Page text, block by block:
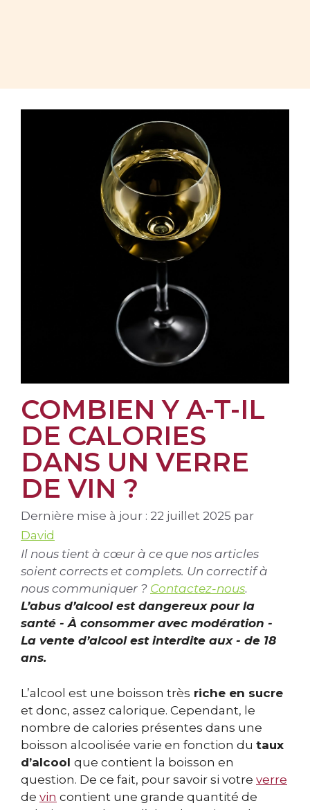
COMBIEN Y A-T-IL
DE CALORIES
DANS UN VERRE
DE VIN ?
Dernière mise à jour : 22 juillet 2025 par
David
Il nous tient à cœur à ce que nos articles
soient corrects et complets. Un correctif à
nous communiquer ? Contactez-nous.
L’abus d’alcool est dangereux pour la
santé - À consommer avec modération -
La vente d’alcool est interdite aux - de 18
ans.
L’alcool est une boisson très riche en sucre
et donc, assez calorique. Cependant, le
nombre de calories présentes dans une
boisson alcoolisée varie en fonction du taux
d’alcool que contient la boisson en
question. De ce fait, pour savoir si votre verre
de vin contient une grande quantité de